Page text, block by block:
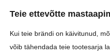
Teie ettevõtte
Kui teie brändi on käivitunud,
võib tähendada teie tootesarja